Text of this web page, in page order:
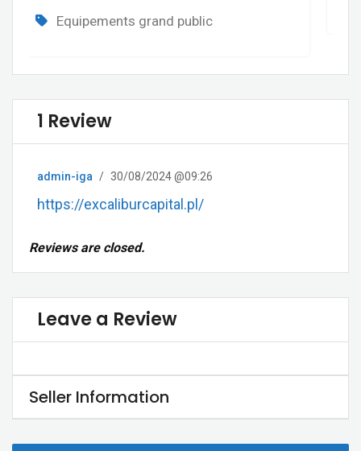
Equipements grand public
1 Review
admin-iga / 30/08/2024 @09:26
https://excaliburcapital.pl/
Reviews are closed.
Leave a Review
Seller Information